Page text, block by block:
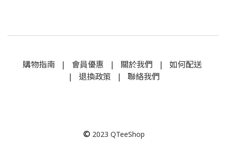
購物指南| 會員優惠 | 關於我們 | 如何配送
| 退換政策 | 聯絡我們
© 2023 QTeeShop